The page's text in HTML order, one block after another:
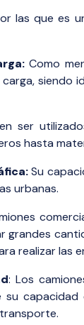
las que es
Como
siendo
ser
hasta
Su
urbanas.
grandes
realizar las
: Los